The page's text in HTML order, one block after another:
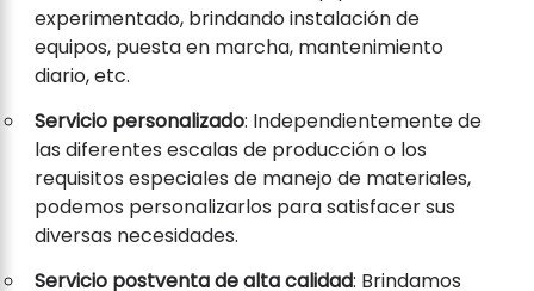
experimentado, brindando instalación de
equipos, puesta en marcha, mantenimiento
diario, etc.
Servicio personalizado: Independientemente de
las diferentes escalas de producción o los
requisitos especiales de manejo de materiales,
podemos personalizarlos para satisfacer sus
diversas necesidades.
Servicio postventa de alta calidad: Brindamos